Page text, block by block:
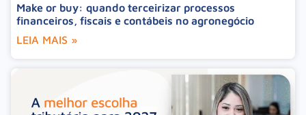
Make or buy: quando terceirizar processos
financeiros, fiscais e contábeis no agronegócio
LEIA MAIS »